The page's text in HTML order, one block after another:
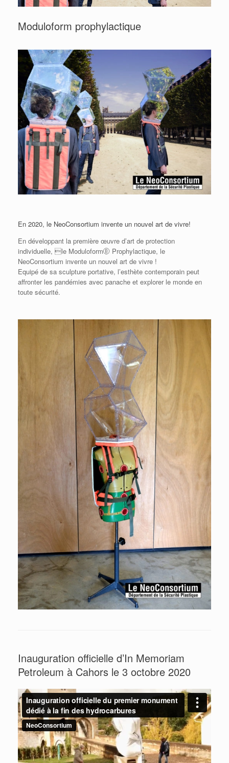
Moduloform prophylactique
En 2020, le NeoConsortium invente un nouvel art de vivre!
En développant la première œuvre d’art de protection
individuelle, le ModuloformⒷ Prophylactique, le
NeoConsortium invente un nouvel art de vivre !
Equipé de sa sculpture portative, l’esthète contemporain peut
affronter les pandémies avec panache et explorer le monde en
toute sécurité.
Inauguration officielle d’In Memoriam
Petroleum à Cahors le 3 octobre 2020